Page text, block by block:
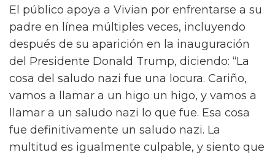
El público apoya a Vivian por enfrentarse a su
padre en línea múltiples veces, incluyendo
después de su aparición en la inauguración
del Presidente Donald Trump, diciendo: “La
cosa del saludo nazi fue una locura. Cariño,
vamos a llamar a un higo un higo, y vamos a
llamar a un saludo nazi lo que fue. Esa cosa
fue definitivamente un saludo nazi. La
multitud es igualmente culpable, y siento que